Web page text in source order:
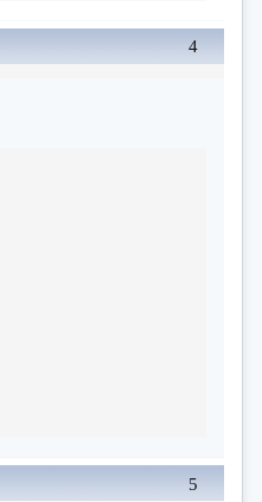
4
5